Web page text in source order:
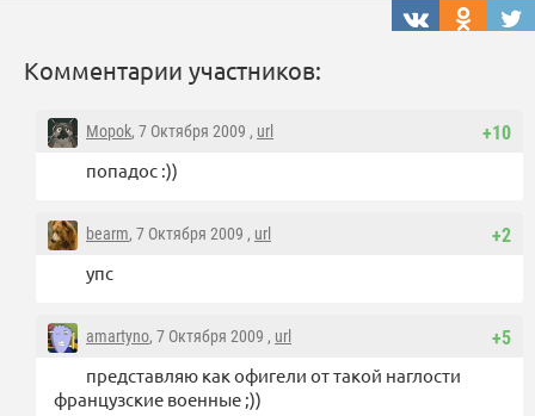
Комментарии участников:
+10
Mopok, 7 Октября 2009 , url
попадос :))
+2
bearm, 7 Октября 2009 , url
упс
+5
amartyno, 7 Октября 2009 , url
представляю как офигели от такой наглости
французские военные ;))